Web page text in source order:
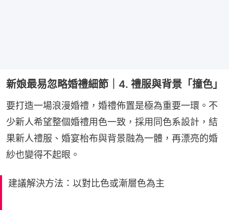
新娘最易忽略婚禮細節｜4. 禮服與背景「撞色」
要打造一場浪漫婚禮，婚禮佈置是極為重要一環。不
少新人希望整個婚禮用色一致，採用同色系設計，結
果新人禮服、婚宴枱布與背景融為一體，再漂亮的婚
紗也變得不起眼。
建議解決方法：以對比色或漸層色為主